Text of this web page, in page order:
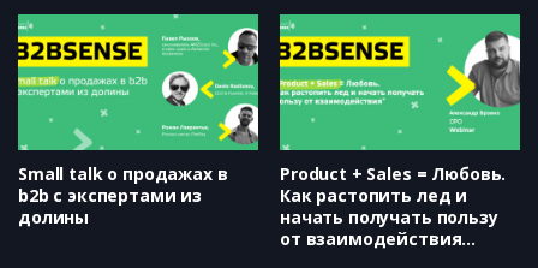
Small talk о продажах в
b2b с экспертами из
долины
Product + Sales = Любовь.
Как растопить лед и
начать получать пользу
от взаимодействия